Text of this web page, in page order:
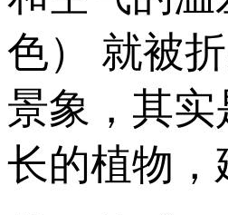
色） 就被
景象，其实
长的植物